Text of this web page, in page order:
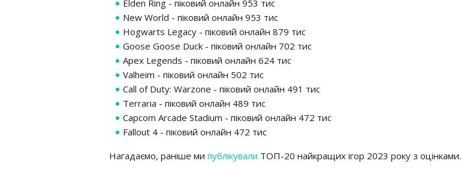
Elden Ring - піковий онлайн 953 тис
New World - піковий онлайн 953 тис
Hogwarts Legacy - піковий онлайн 879 тис
Goose Goose Duck - піковий онлайн 702 тис
Apex Legends - піковий онлайн 624 тис
Valheim - піковий онлайн 502 тис
Call of Duty: Warzone - піковий онлайн 491 тис
Terraria - піковий онлайн 489 тис
Capcom Arcade Stadium - піковий онлайн 472 тис
Fallout 4 - піковий онлайн 472 тис
Нагадаємо, раніше ми публікували ТОП-20 найкращих ігор 2023 року з оцінками.